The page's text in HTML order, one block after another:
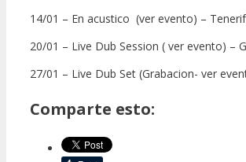
14/01 – En acustico (ver evento) –
20/01 – Live Dub Session ( ver evento) –
27/01 – Live Dub Set (Grabacion- ver
Comparte esto: